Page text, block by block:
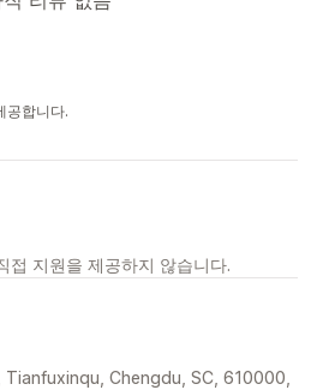
공합니다.
접 지원을 제공하지 않습니다.
Chengdu, SC, 610000,